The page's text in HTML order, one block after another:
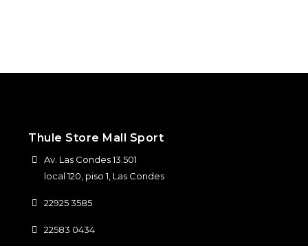
Thule Store Mall Sport
Av. Las Condes 13.501
local 120, piso 1, Las Condes
22925 3585
22583 0434